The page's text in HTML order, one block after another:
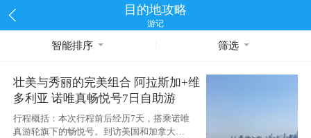
目的地攻略
游记
智能排序 筛选
壮美与秀丽的完美组合 阿拉斯加+维
多利亚 诺唯真畅悦号7日自助游
行程概括：本次行程前后经历7天，搭乘诺唯
真游轮旗下的畅悦号。到访美国和加拿大的4